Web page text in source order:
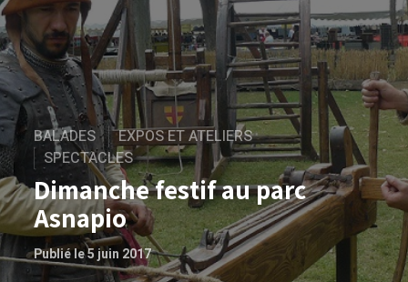
BALADES
EXPOS ET ATELIERS
SPECTACLES
Dimanche festif au parc
Asnapio
Publié le 5 juin 2017